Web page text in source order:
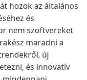
hozok az általános
és
nem szoftvereket
maradni a
új
és innovatív